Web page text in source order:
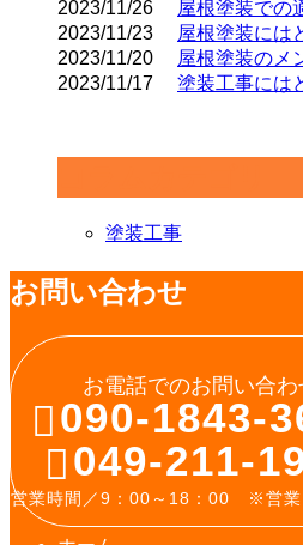
2023/11/26
屋根塗装での
2023/11/23
屋根塗装には
2023/11/20
屋根塗装のメ
2023/11/17
塗装工事には
塗装工事
お問い合わせ
お電話でのお問い合わ
090-1843-
049-211-
営業時間／9：00～18：00 ※営業